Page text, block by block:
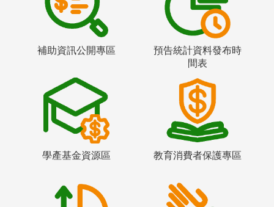
補助資訊公開專區
預告統計資料發布時
間表
學產基金資源區 教育消費者保護專區